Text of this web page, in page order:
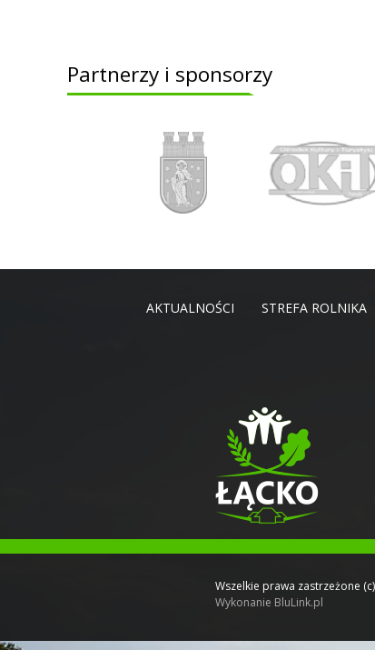
Partnerzy i sponsorzy
AKTUALNOŚCI STREFA ROLNIKA
Wszelkie prawa zastrzeżone
Wykonanie BluLink.pl